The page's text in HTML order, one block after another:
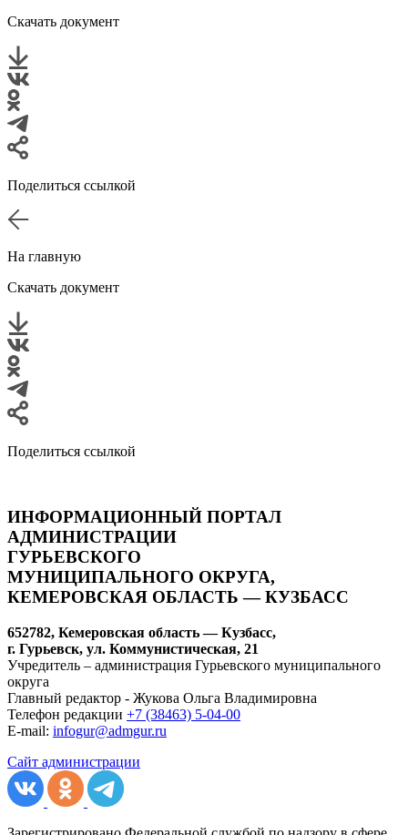
Скачать документ
Поделиться ссылкой
На главную
Скачать документ
Поделиться ссылкой
ИНФОРМАЦИОННЫЙ ПОРТАЛ
АДМИНИСТРАЦИИ
ГУРЬЕВСКОГО
МУНИЦИПАЛЬНОГО ОКРУГА,
КЕМЕРОВСКАЯ ОБЛАСТЬ — КУЗБАСС
652782, Кемеровская область — Кузбасс,
г. Гурьевск, ул. Коммунистическая, 21
Учредитель – администрация Гурьевского муниципального
округа
Главный редактор - Жукова Ольга Владимировна
Телефон редакции +7 (38463) 5-04-00
E-mail: infogur@admgur.ru
Сайт администрации